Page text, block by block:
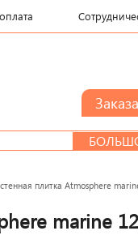
БОЛЬШОЙ
плитка Atmosphere
marine